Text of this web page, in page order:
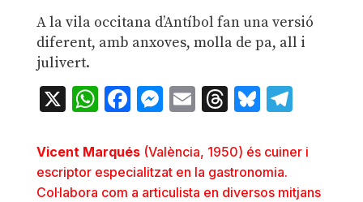
A la vila occitana d’Antíbol fan una versió
diferent, amb anxoves, molla de pa, all i
julivert.
X WhatsApp
Facebook
Messenger
EmailThreads
Bluesky
Vicent Marqués(València, 1950) és cuiner i
escriptor especialitzat en la gastronomia.
Col·labora com a articulista en diversos mitjans